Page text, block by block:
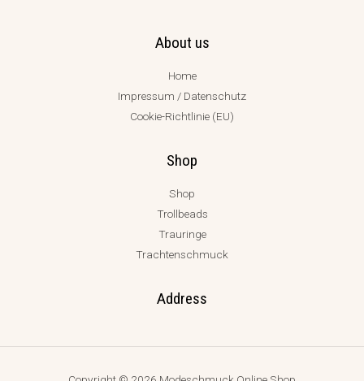
About us
Home
Impressum / Datenschutz
Cookie-Richtlinie (EU)
Shop
Shop
Trollbeads
Trauringe
Trachtenschmuck
Address